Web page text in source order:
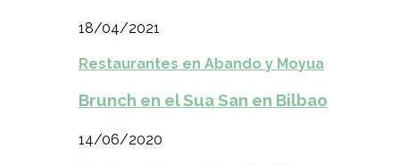
18/04/2021
Restaurantes en Abando y Moyua
Brunch en el Sua San en Bilbao
14/06/2020